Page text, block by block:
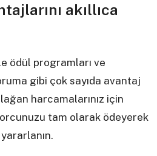
akıllıca
ödül programları ve
gibi çok sayıda avantaj
harcamalarınız için
tam olarak ödeyerek